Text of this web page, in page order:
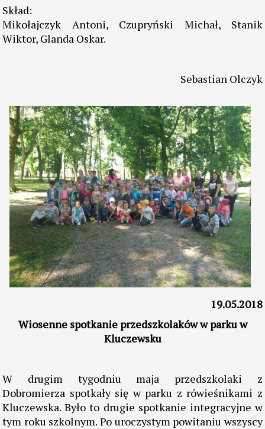
Skład:
Mikołajczyk Antoni, Czupryński Michał, Stanik
Wiktor, Glanda Oskar.
Sebastian Olczyk
19.05.2018
Wiosenne spotkanie przedszkolaków w parku w
Kluczewsku
W drugim tygodniu maja przedszkolaki z
Dobromierza spotkały się w parku z rówieśnikami z
Kluczewska. Było to drugie spotkanie integracyjne w
tym roku szkolnym. Po uroczystym powitaniu wszyscy